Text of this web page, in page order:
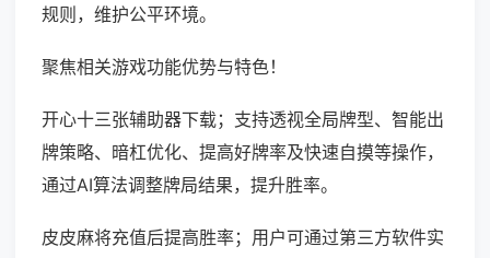
规则，维护公平环境。
聚焦相关游戏功能优势与特色！
开心十三张辅助器下载；支持透视全局牌型、智能出
牌策略、暗杠优化、提高好牌率及快速自摸等操作，
通过AI算法调整牌局结果，提升胜率。
皮皮麻将充值后提高胜率；用户可通过第三方软件实